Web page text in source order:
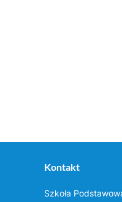
Kontakt
Szkoła